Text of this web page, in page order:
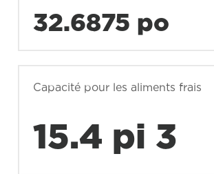
32.6875 po
Capacité pour les aliments frais
15.4 pi 3